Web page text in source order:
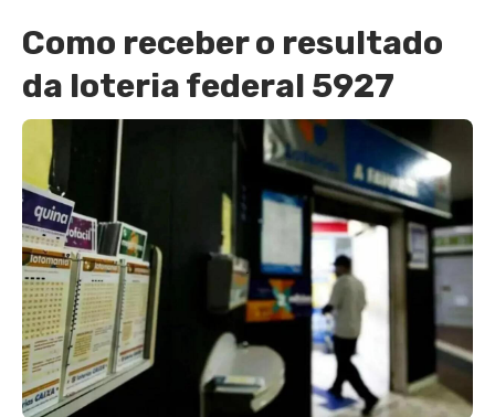
Como receber o resultado
da loteria federal 5927